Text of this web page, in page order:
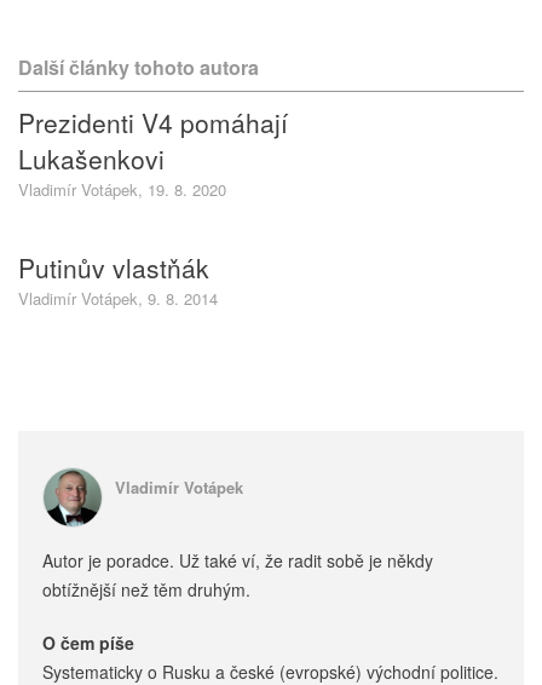
Další články tohoto autora
Prezidenti V4 pomáhají
Lukašenkovi
Vladimír Votápek, 19. 8. 2020
Putinův vlastňák
Vladimír Votápek, 9. 8. 2014
Vladimír Votápek
Autor je poradce. Už také ví, že radit sobě je někdy
obtížnější než těm druhým.
O čem píše
Systematicky o Rusku a české (evropské) východní politice.